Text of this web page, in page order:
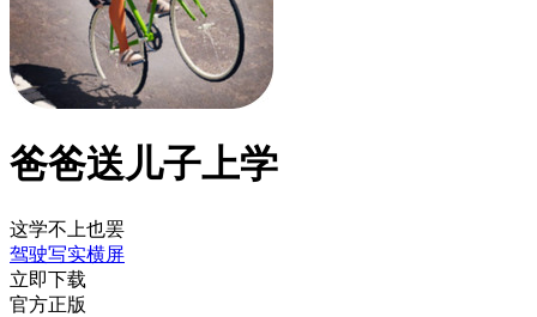
爸爸送儿子上学
这学不上也罢
驾驶写实横屏
立即下载
官方正版